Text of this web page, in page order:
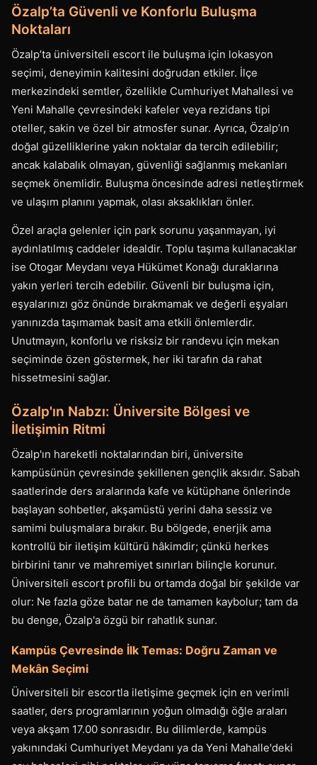
Özalp’ta Güvenli ve Konforlu Buluşma
Noktaları
Özalp’ta üniversiteli escort ile buluşma için lokasyon
seçimi, deneyimin kalitesini doğrudan etkiler. İlçe
merkezindeki semtler, özellikle Cumhuriyet Mahallesi ve
Yeni Mahalle çevresindeki kafeler veya rezidans tipi
oteller, sakin ve özel bir atmosfer sunar. Ayrıca, Özalp’ın
doğal güzelliklerine yakın noktalar da tercih edilebilir;
ancak kalabalık olmayan, güvenliği sağlanmış mekanları
seçmek önemlidir. Buluşma öncesinde adresi netleştirmek
ve ulaşım planını yapmak, olası aksaklıkları önler.
Özel araçla gelenler için park sorunu yaşanmayan, iyi
aydınlatılmış caddeler idealdir. Toplu taşıma kullanacaklar
ise Otogar Meydanı veya Hükümet Konağı duraklarına
yakın yerleri tercih edebilir. Güvenli bir buluşma için,
eşyalarınızı göz önünde bırakmamak ve değerli eşyaları
yanınızda taşımamak basit ama etkili önlemlerdir.
Unutmayın, konforlu ve risksiz bir randevu için mekan
seçiminde özen göstermek, her iki tarafın da rahat
hissetmesini sağlar.
Özalp'ın Nabzı: Üniversite Bölgesi ve
İletişimin Ritmi
Özalp'ın hareketli noktalarından biri, üniversite
kampüsünün çevresinde şekillenen gençlik aksıdır. Sabah
saatlerinde ders aralarında kafe ve kütüphane önlerinde
başlayan sohbetler, akşamüstü yerini daha sessiz ve
samimi buluşmalara bırakır. Bu bölgede, enerjik ama
kontrollü bir iletişim kültürü hâkimdir; çünkü herkes
birbirini tanır ve mahremiyet sınırları bilinçle korunur.
Üniversiteli escort profili bu ortamda doğal bir şekilde var
olur: Ne fazla göze batar ne de tamamen kaybolur; tam da
bu denge, Özalp'a özgü bir rahatlık sunar.
Kampüs Çevresinde İlk Temas: Doğru Zaman ve
Mekân Seçimi
Üniversiteli bir escortla iletişime geçmek için en verimli
saatler, ders programlarının yoğun olmadığı öğle araları
veya akşam 17.00 sonrasıdır. Bu dilimlerde, kampüs
yakınındaki Cumhuriyet Meydanı ya da Yeni Mahalle'deki